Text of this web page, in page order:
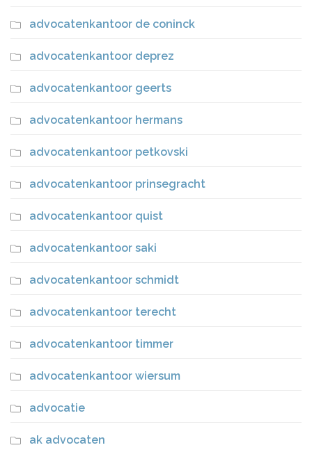
advocatenkantoor de coninck
advocatenkantoor deprez
advocatenkantoor geerts
advocatenkantoor hermans
advocatenkantoor petkovski
advocatenkantoor prinsegracht
advocatenkantoor quist
advocatenkantoor saki
advocatenkantoor schmidt
advocatenkantoor terecht
advocatenkantoor timmer
advocatenkantoor wiersum
advocatie
ak advocaten